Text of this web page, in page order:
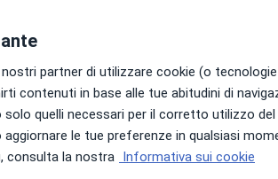
Non ci sono agende disponibili!
Chiedi di attivare le prenotazioni online
partner di utilizzare cookie (o
contenuti in base alle tue abitudini di
quelli necessari per il corretto utilizzo
le tue preferenze in qualsiasi
consulta la nostra Informativa sui cookie